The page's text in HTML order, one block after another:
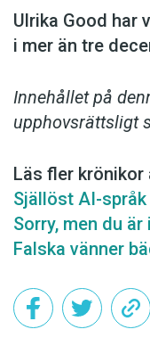
Ulrika Good har
i mer än tre
Innehållet på
upphovsrättsligt
Läs fler krönikor
Själlöst AI-språk
Sorry, men du
Falska vänner